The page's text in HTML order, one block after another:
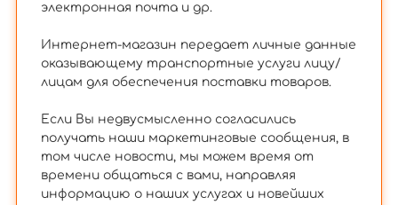
электронная почта и др.
Интернет-магазин передает личные данные
оказывающему транспортные услуги лицу/
лицам для обеспечения поставки товаров.
Если Вы недвусмысленно согласились
получать наши маркетинговые сообщения, в
том числе новости, мы можем время от
времени общаться с вами, направляя
информацию о наших услугах и новейших